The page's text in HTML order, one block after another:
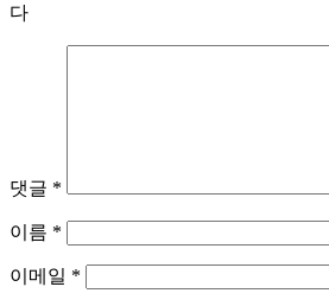
다
댓글 *
이름 *
이메일 *